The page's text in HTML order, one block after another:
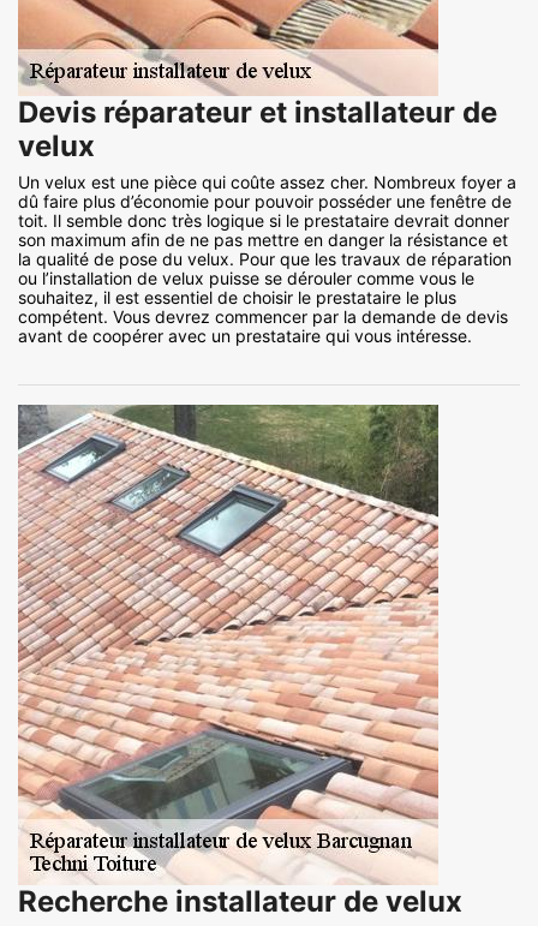
Devis réparateur et installateur de
velux
Un velux est une pièce qui coûte assez cher. Nombreux foyer a
dû faire plus d’économie pour pouvoir posséder une fenêtre de
toit. Il semble donc très logique si le prestataire devrait donner
son maximum afin de ne pas mettre en danger la résistance et
la qualité de pose du velux. Pour que les travaux de réparation
ou l’installation de velux puisse se dérouler comme vous le
souhaitez, il est essentiel de choisir le prestataire le plus
compétent. Vous devrez commencer par la demande de devis
avant de coopérer avec un prestataire qui vous intéresse.
Recherche installateur de velux